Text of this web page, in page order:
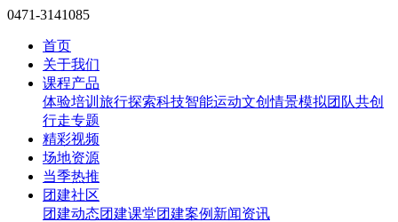
0471-3141085
首页
关于我们
课程产品
体验培训 旅行探索科技智能运动文创情景模拟团队共创
行走专题
精彩视频
场地资源
当季热推
团建社区
团建动态团建课堂团建案例 新闻资讯